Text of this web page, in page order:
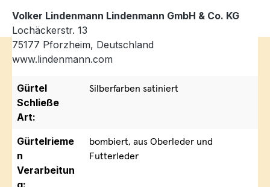
Volker Lindenmann Lindenmann GmbH & Co. KG
Lochäckerstr. 13
75177 Pforzheim, Deutschland
www.lindenmann.com
Gürtel
Schließe
Art:
Silberfarben satiniert
Gürtelrieme
n
Verarbeitun
g:
bombiert, aus Oberleder und
Futterleder